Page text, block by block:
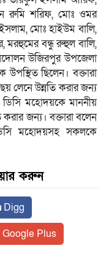
রুমি শরিফ, মোঃ ওমর
মোঃ হাইউম বালি,
মরহুমের বন্ধু রুহুল বালি,
উজিরপুর উপজেলা
ছিলেন। বক্তারা
লেনে উন্নতি করার জন্য
মহোদয়কে মাননীয়
করার জন্য। বক্তারা বলেন
মহোদয়সহ সকলকে
করুন
Digg
Google Plus